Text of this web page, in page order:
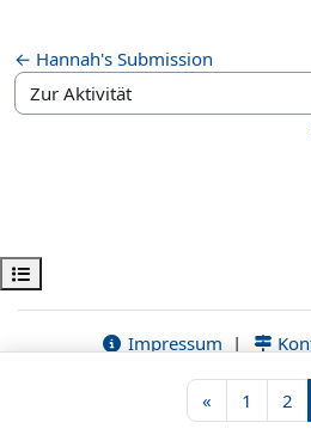
Kursindex öffnen
« Vorherige
1 Seite 1
2
← Hannah's Submission
Zur Aktivität
Impressum |
Erklärung zur Barrierefreiheit
|